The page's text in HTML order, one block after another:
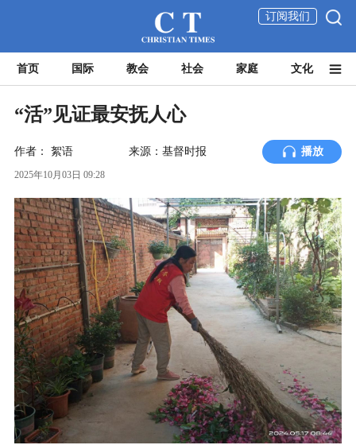
订阅我们
首页 国际 教会 社会 家庭 文化
“活”见证最安抚人心
作者： 絮语 来源：基督时报 播放
2025年10月03日 09:28